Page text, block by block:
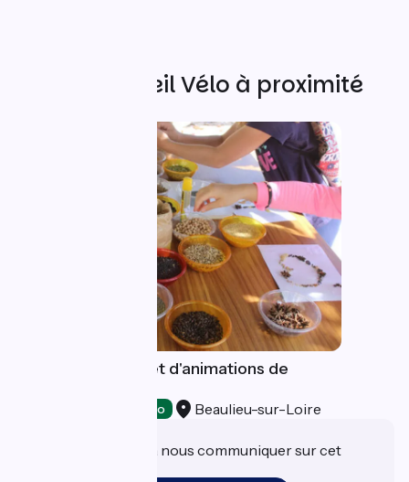
Autres Accueil Vélo à proximité
Maison du terroir et d'animations de
Accueil Vélo Beaulieu-sur-Loire
Une information à nous communiquer sur cet